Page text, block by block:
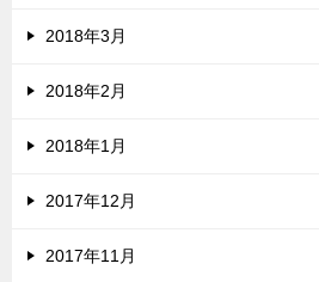
2018年3月
2018年2月
2018年1月
2017年12月
2017年11月